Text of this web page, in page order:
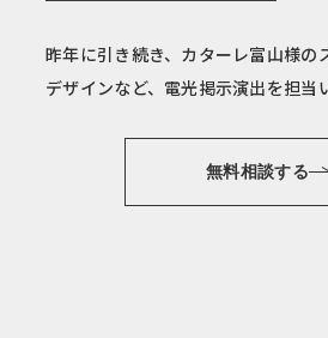
昨年に引き続き、カターレ富山様の
デザインなど、電光掲示演出を担当
無料相談する